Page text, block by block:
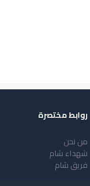
روابط مختصرة
من نحن
شهداء شام
فريق شام